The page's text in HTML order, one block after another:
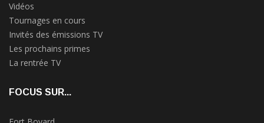
Vidéos
Tournages en cours
Invités des émissions TV
Les prochains primes
La rentrée TV
FOCUS SUR...